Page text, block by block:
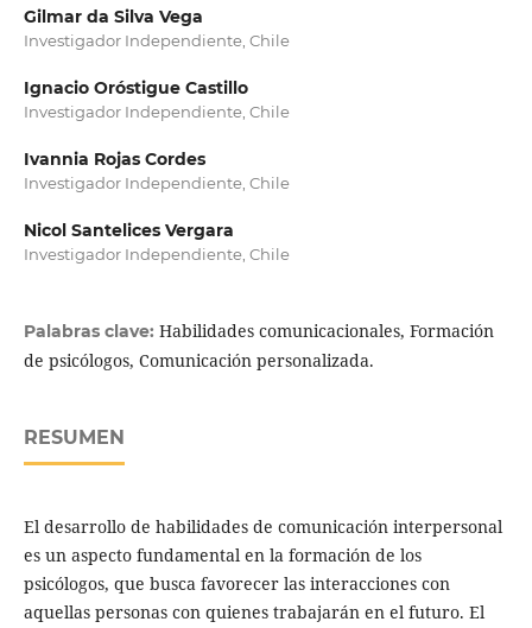
Gilmar da Silva Vega
Investigador Independiente, Chile
Ignacio Oróstigue Castillo
Investigador Independiente, Chile
Ivannia Rojas Cordes
Investigador Independiente, Chile
Nicol Santelices Vergara
Investigador Independiente, Chile
Palabras clave: Habilidades comunicacionales, Formación
de psicólogos, Comunicación personalizada.
RESUMEN
El desarrollo de habilidades de comunicación interpersonal
es un aspecto fundamental en la formación de los
psicólogos, que busca favorecer las interacciones con
aquellas personas con quienes trabajarán en el futuro. El